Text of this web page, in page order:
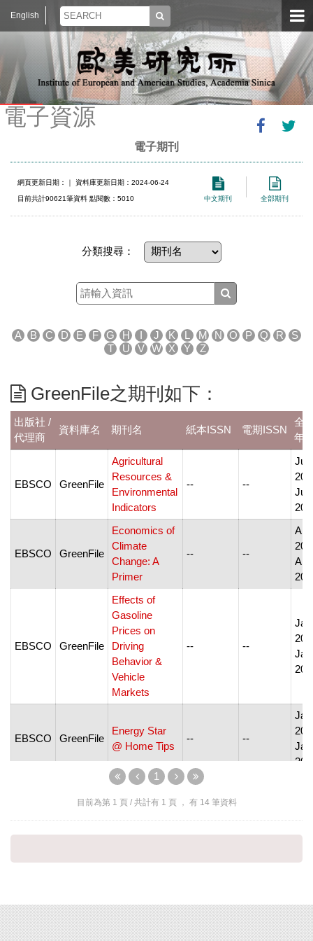
English
電子資源
電子期刊
中文期刊 全部期刊
網頁更新日期： ｜ 資料庫更新日期：2024-06-24
目前共計90621筆資料 點閱數：5010
分類搜尋：
A B C D E F G H I J K L M N O P Q R
S
T
U V W X Y Z
GreenFile之期刊如下：
出版社 /
代理商
資料庫名 期刊名 紙本ISSN 電期ISSN
全
年
EBSCO GreenFile
Agricultural
Resources &
Environmental
Indicators
-- --
Jul
Jul
EBSCO GreenFile
Economics of
Climate
Change: A
Primer
-- --
Apr
Apr
EBSCO GreenFile
Effects of
Gasoline
Prices on
Driving
Behavior &
Vehicle
Markets
-- --
Jan
Jan
EBSCO GreenFile
Energy Star
@ Home Tips
-- --
Jan
Jan
GreenFile
EnviroMatters:
MassDEP
--
Jan
EBSCO GreenFile EPA Journal 0145-1189 --
Jan
Mar
1
目前為第 1 頁 / 共計有 1 頁 ， 有 14筆資料